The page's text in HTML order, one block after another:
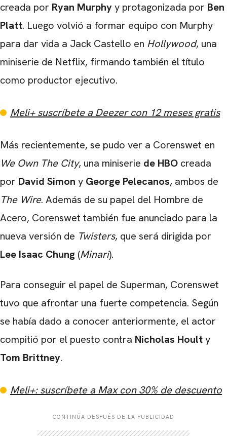
creada por Ryan Murphyy protagonizada por Ben
Platt. Luego volvió a formar equipo con Murphy
para dar vida a Jack Castello en Hollywood, una
miniserie de Netflix, firmando también el título
como productor ejecutivo.
Meli+ suscríbete a Deezer con 12 meses gratis
Más recientemente, se pudo ver a Corenswet en
We Own The City, una miniserie de HBO creada
por David Simon y George Pelecanos, ambos de
The Wire. Además de su papel del Hombre de
Acero, Corenswet también fue anunciado para la
nueva versión de Twisters, que será dirigida por
Lee Isaac Chung (Minari).
Para conseguir el papel de Superman, Corenswet
tuvo que afrontar una fuerte competencia. Según
se había dado a conocer anteriormente, el actor
compitió por el puesto contra Nicholas Houlty
Tom Brittney.
Meli+: suscríbete a Max con 30% de descuento
CONTINÚA DESPUÉS DE LA PUBLICIDAD